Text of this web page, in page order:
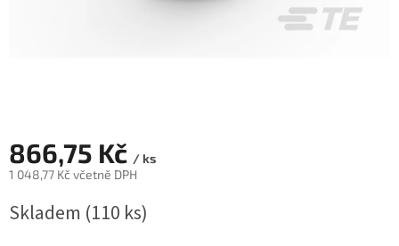
866,75 Kč / ks
1 048,77 Kč včetně DPH
cena:
Skladem (110 ks)